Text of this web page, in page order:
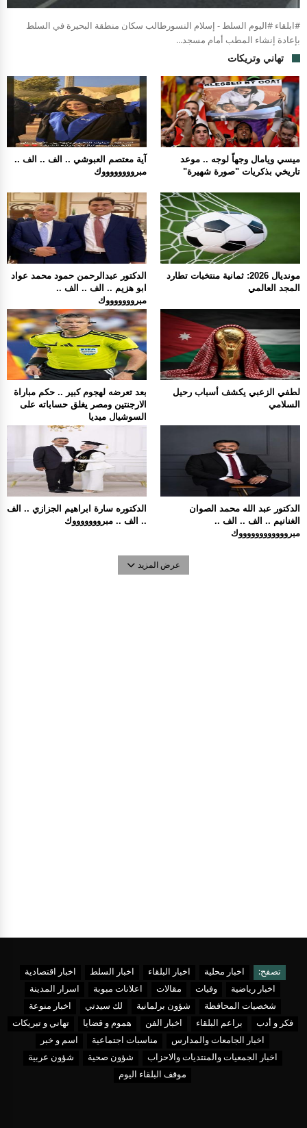
#ابلقاء #اليوم السلط - إسلام النسورطالب سكان منطقة البحيرة في السلط
بإعادة إنشاء المطب أمام مسجد...
تهاني وتريكات
آية معتصم العبوشي .. الف .. الف ..
مبرووووووووك
ميسي ويامال وجهاً لوجه .. موعد
تاريخي بذكريات "صورة شهيرة"
الدكتور عبدالرحمن حمود محمد عواد
ابو هزيم .. الف .. الف ..
مبروووووووك
مونديال 2026: ثمانية منتخبات تطارد
المجد العالمي
بعد تعرضه لهجوم كبير .. حكم مباراة
الارجنتين ومصر يغلق حساباته على
السوشيال ميديا
لطفي الزعبي يكشف أسباب رحيل
السلامي
الدكتوره سارة ابراهيم الجزازي .. الف
.. الف .. مبروووووووك
الدكتور عبد الله محمد الصوان
الغنانيم .. الف .. الف ..
مبرووووووووووووك
عرض المزيد
تصفح: اخبار محلية اخبار البلقاء اخبار السلط
اخبار اقتصادية
اخبار رياضية
وفيات مقالات اعلانات مبوبة
اسرار المدينة
شخصيات المحافظة
شؤون برلمانية لك سيدتي
اخبار منوعة
فكر و أدب
براعم البلقاء اخبار الفن هموم و قضايا
تهاني و تبريكات
اخبار الجامعات والمدارس
مناسبات اجتماعية
اسم و خبر
اخبار الجمعيات والمنتديات والاحزاب
شؤون صحية
شؤون عربية
موقف البلقاء اليوم